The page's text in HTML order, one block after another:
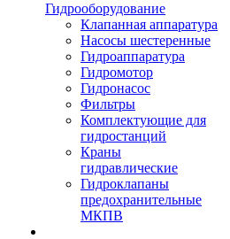
Гидрооборудование
Клапанная аппаратура
Насосы шестеренные
Гидроаппаратура
Гидромотор
Гидронасос
Фильтры
Комплектующие для
гидростанций
Краны
гидравлические
Гидроклапаны
предохранительные
МКПВ